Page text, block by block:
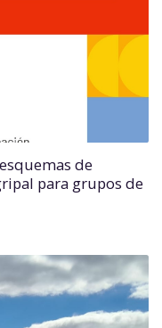
de
para grupos de